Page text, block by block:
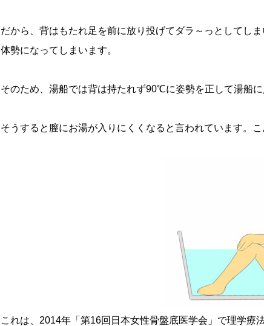
だから、背はもたれ足を前に放り投げてダラ～っとしてし
体勢になってしまいます。
そのため、湯船では背は持たれず90℃に姿勢を正して湯船に
そうすると膣にお湯が入りにくくなると言われています。こ
これは、2014年「第16回日本女性骨盤底医学会」で理学